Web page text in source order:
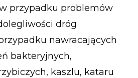
przypadku problemów
dróg
nawracających
bakteryjnych,
kaszlu, kataru